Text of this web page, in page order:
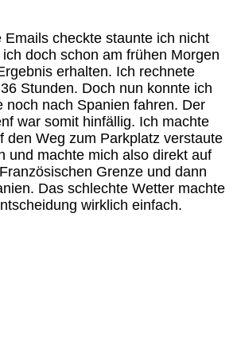
Emails checkte staunte ich nicht
doch schon am frühen Morgen
erhalten. Ich rechnete
Stunden. Doch nun konnte ich
noch nach Spanien fahren. Der
war somit hinfällig. Ich machte
den Weg zum Parkplatz verstaute
und machte mich also direkt auf
Grenze und dann
Das schlechte Wetter machte
wirklich einfach.